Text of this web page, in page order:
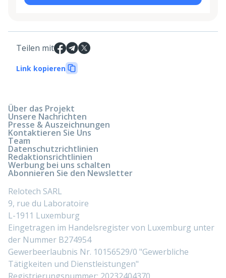
Teilen mit
Link kopieren
Über das Projekt
Unsere Nachrichten
Presse & Auszeichnungen
Kontaktieren Sie Uns
Team
Datenschutzrichtlinien
Redaktionsrichtlinien
Werbung bei uns schalten
Abonnieren Sie den Newsletter
Relotech SARL
9, rue du Laboratoire
L-1911 Luxemburg
Eingetragen im Handelsregister von Luxemburg unter
der Nummer B274954
Gewerbeerlaubnis Nr. 10156529/0 "Gewerbliche
Tätigkeiten und Dienstleistungen"